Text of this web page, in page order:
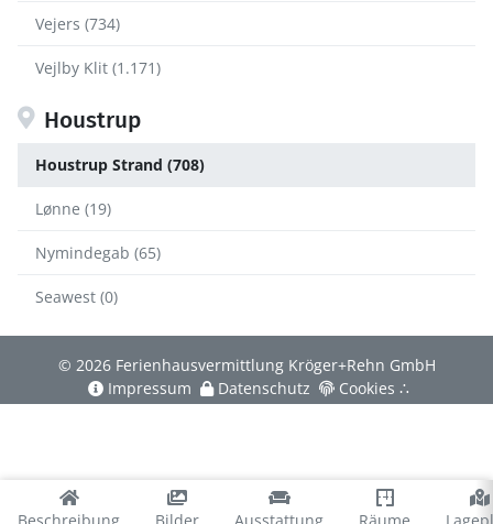
Vejers (734)
Vejlby Klit (1.171)
Houstrup
Houstrup Strand (708)
Lønne (19)
Nymindegab (65)
Seawest (0)
© 2026 Ferienhausvermittlung Kröger+Rehn GmbH
Impressum
Datenschutz Cookies ∴